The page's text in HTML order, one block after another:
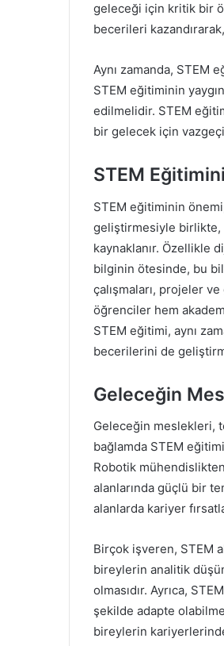
geleceği için kritik bir
becerileri
Aynı zamanda, STEM
STEM eğitiminin
edilmelidir. STEM
bir gelecek için
STEM
STEM eğitiminin
geliştirmesiyle birlikte,
kaynaklanır. Özellikle
bilginin ötesinde, bu
çalışmaları, projeler
öğrenciler hem
STEM eğitimi, aynı
becerilerini de
Geleceğin
Geleceğin meslekleri,
bağlamda STEM
Robotik
alanlarında güçlü bir
alanlarda kariyer
Birçok işveren, STEM
bireylerin analitik
olmasıdır. Ayrıca,
şekilde adapte
bireylerin